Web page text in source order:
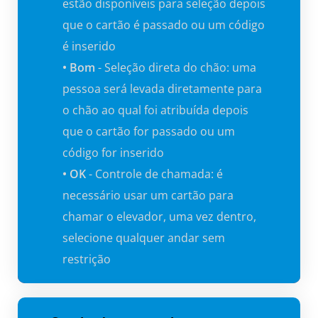
estão disponíveis para seleção depois
que o cartão é passado ou um código
é inserido
• Bom - Seleção direta do chão: uma
pessoa será levada diretamente para
o chão ao qual foi atribuída depois
que o cartão for passado ou um
código for inserido
• OK- Controle de chamada: é
necessário usar um cartão para
chamar o elevador, uma vez dentro,
selecione qualquer andar sem
restrição